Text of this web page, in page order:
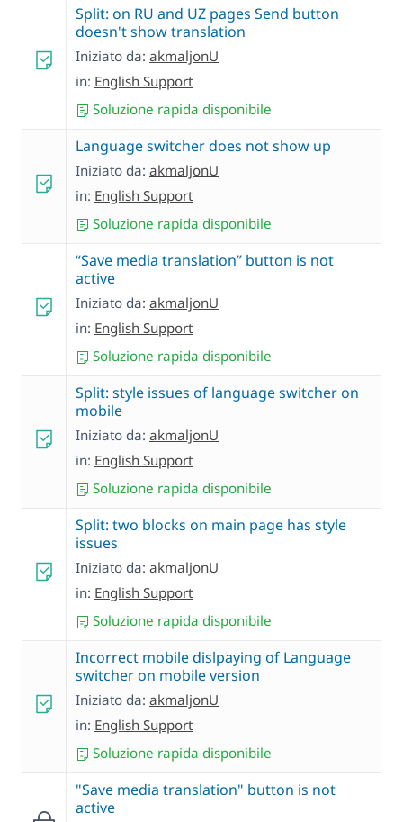
Split: on RU and UZ pages Send button
doesn't show translation
Iniziato da: akmaljonU
in: English Support
Soluzione rapida disponibile
Language switcher does not show up
Iniziato da: akmaljonU
in: English Support
Soluzione rapida disponibile
“Save media translation” button is not
active
Iniziato da: akmaljonU
in: English Support
Soluzione rapida disponibile
Split: style issues of language switcher on
mobile
Iniziato da: akmaljonU
in: English Support
Soluzione rapida disponibile
Split: two blocks on main page has style
issues
Iniziato da: akmaljonU
in: English Support
Soluzione rapida disponibile
Incorrect mobile dislpaying of Language
switcher on mobile version
Iniziato da: akmaljonU
in: English Support
Soluzione rapida disponibile
"Save media translation" button is not
active